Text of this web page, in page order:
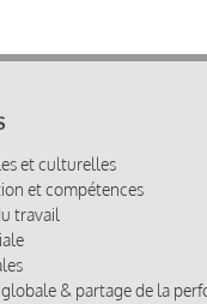
et culturelles
et compétences
travail
& partage de la